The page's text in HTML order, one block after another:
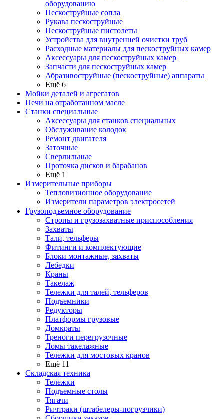
оборудованию
Пескоструйные сопла
Рукава пескоструйные
Пескоструйные пистолеты
Устройства для внутренней очистки труб
Расходные материалы для пескоструйных камер
Аксессуары для пескоструйных камер
Запчасти для пескоструйных камер
Абразивоструйные (пескоструйные) аппараты
Ещё 6
Мойки деталей и агрегатов
Печи на отработанном масле
Станки специальные
Аксессуары для станков специальных
Обслуживание колодок
Ремонт двигателя
Заточные
Сверлильные
Проточка дисков и барабанов
Ещё 1
Измерительные приборы
Тепловизионное оборудование
Измерители параметров электросетей
Грузоподъемное оборудование
Стропы и грузозахватные приспособления
Захваты
Тали, тельферы
Фитинги и комплектующие
Блоки монтажные, захваты
Лебедки
Краны
Такелаж
Тележки для талей, тельферов
Подъемники
Редукторы
Платформы грузовые
Домкраты
Треноги перегрузочные
Ломы такелажные
Тележки для мостовых кранов
Ещё 11
Складская техника
Тележки
Подъемные столы
Тягачи
Ричтраки (штабелеры-погрузчики)